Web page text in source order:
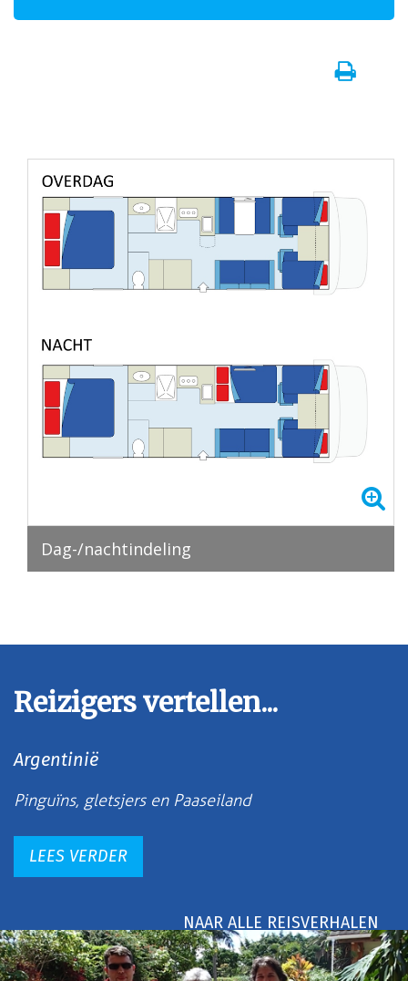
Dag-/nachtindeling
Reizigers vertellen...
Argentinië
Pinguïns, gletsjers en Paaseiland
LEES VERDER
NAAR ALLE REISVERHALEN